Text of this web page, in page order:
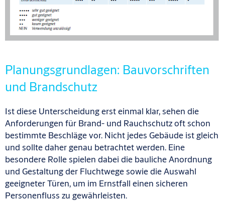
Planungsgrundlagen: Bauvorschriften
und Brandschutz
Ist diese Unterscheidung erst einmal klar, sehen die
Anforderungen für Brand- und Rauchschutz oft schon
bestimmte Beschläge vor. Nicht jedes Gebäude ist gleich
und sollte daher genau betrachtet werden. Eine
besondere Rolle spielen dabei die bauliche Anordnung
und Gestaltung der Fluchtwege sowie die Auswahl
geeigneter Türen, um im Ernstfall einen sicheren
Personenfluss zu gewährleisten.